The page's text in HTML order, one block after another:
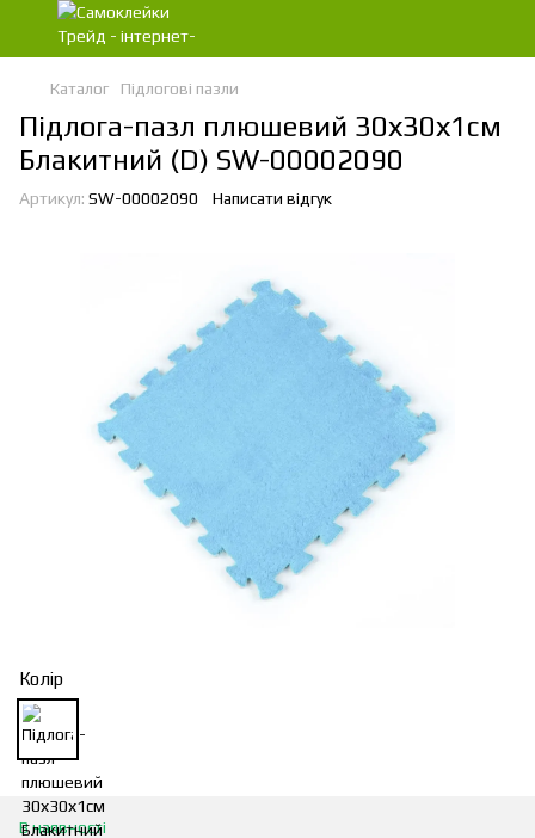
Каталог Підлогові пазли
Підлога-пазл плюшевий 30х30х1см
Блакитний (D) SW-00002090
Артикул: SW-00002090 Написати відгук
Колір
В наявності